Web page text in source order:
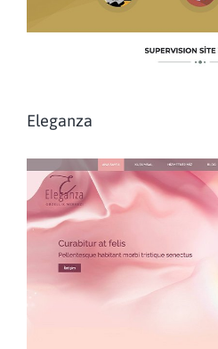
Eleganza